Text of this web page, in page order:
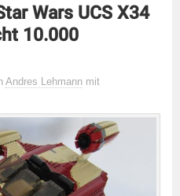
Wars UCS X34
10.000
Andres Lehmann mit